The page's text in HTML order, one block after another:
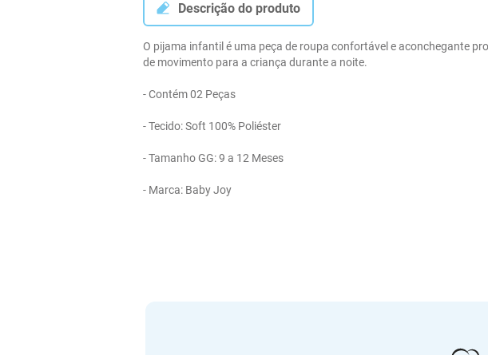
Descrição do produto
O pijama infantil é uma peça de roupa confortável e aconchegante
de movimento para a criança durante a noite.
- Contém 02 Peças
- Tecido: Soft 100% Poliéster
- Tamanho GG: 9 a 12 Meses
- Marca: Baby Joy